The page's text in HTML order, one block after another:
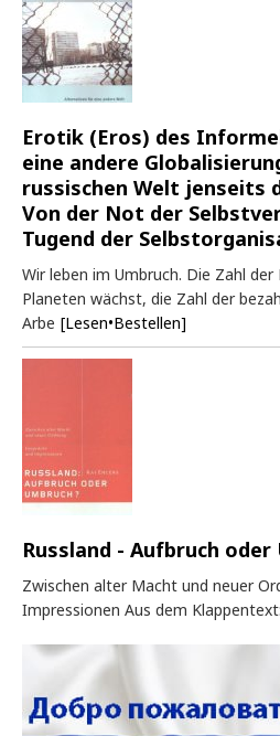
Erotik (Eros) des
eine andere
russischen Welt jenseits
Von der Not der
Tugend der
Wir leben im Umbruch. Die Zahl
Planeten wächst, die Zahl der
Arbe [Lesen•Bestellen]
Russland - Aufbruch oder
Zwischen alter Macht und neuer
Impressionen Aus dem